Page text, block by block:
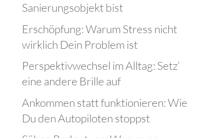
Sanierungsobjekt bist
Erschöpfung: Warum Stress nicht
wirklich Dein Problem ist
Perspektivwechsel im Alltag: Setz‘
eine andere Brille auf
Ankommen statt funktionieren: Wie
Du den Autopiloten stoppst